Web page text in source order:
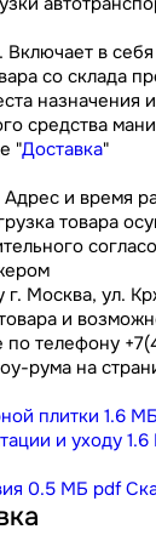
Включает в себя
со склада
средства
"Доставка"
и время
товара
Москва, ул.
и
по телефону
рума на
плитки 1.6 МБ
и уходу
0.5 МБ pdf